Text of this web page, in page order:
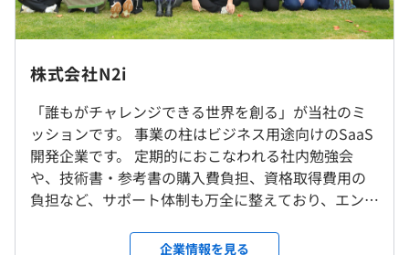
「ノリスケ日程調整」（日程調整アプリケーション） プ
「MOCHICA」（新卒向け採用管理） プロジェクト人数
4名 継続的開発中
「面接コボット for 転職」 （中途向け採用管理） プロ
ジェクト人数5名 サービス終了
「面接コボット for アルバイト / HRコボット for 応募対
応」（アルバイト・派遣向け採用管理） プロジェクト人
数5→30名 継続開発中
「ノリスケ日程調整（新）」（日程調整アプリケーショ
※全国リモート勤務OK！9割以上のメンバーがリモートワ
ークを実施しております。
※3カ月に1度の社員総会の際は出社していただきます。
※2週間に1回、任意の出社日を設定しております。
就業場所の変更範囲
＜雇入時＞
名古屋本社、および自宅
会社の定める場所（テレワークを行う場所を含む）
10:00〜19:00
す。
休憩時間：60分（取得タイミングは自由）
平均残業時間：平均11.1時間
株式会社N2i
「誰もがチャレンジできる世界を創る」が当社のミ
ッションです。 事業の柱はビジネス用途向けのSaaS
開発企業です。 定期的におこなわれる社内勉強会
や、技術書・参考書の購入費負担、資格取得費用の
負担など、サポート体制も万全に整えており、エンジ
自由に選択できる当社だからこそ、女性エンジニア
企業情報を見る